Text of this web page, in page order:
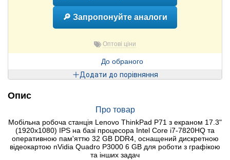
🔎 Запропонуйте аналоги
Оптові ціни
До обраного
Додати до порівняння
Опис
Про товар
Мобільна робоча станція Lenovo ThinkPad P71 з екраном 17.3"
(1920x1080) IPS на базі процесора Intel Core i7-7820HQ та
оперативною пам'яттю 32 GB DDR4, оснащений дискретною
відеокартою nVidia Quadro P3000 6 GB для роботи з графікою
та інших задач